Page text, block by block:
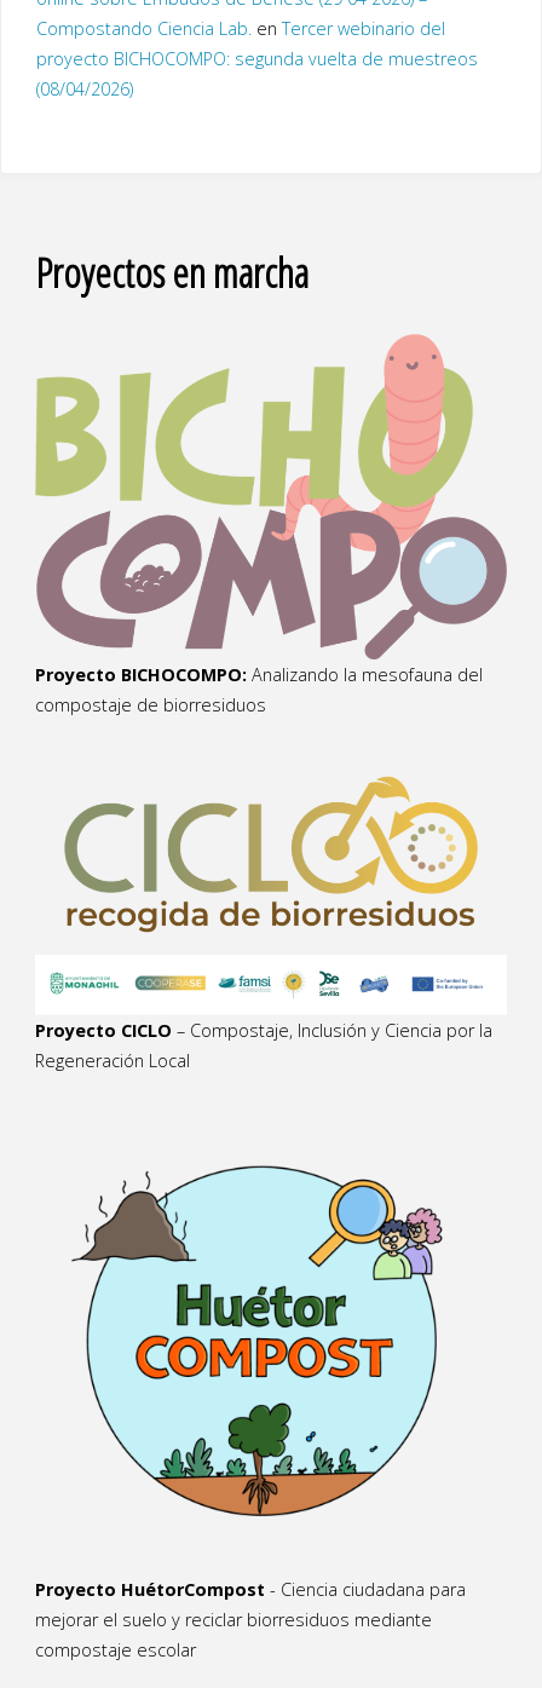
Compostando Ciencia Lab. enTercer webinario del
proyecto BICHOCOMPO: segunda vuelta de muestreos
(08/04/2026)
Proyectos en marcha
Proyecto BICHOCOMPO: Analizando la mesofauna del
compostaje de biorresiduos
Proyecto CICLO – Compostaje, Inclusión y Ciencia por la
Regeneración Local
Proyecto HuétorCompost - Ciencia ciudadana para
mejorar el suelo y reciclar biorresiduos mediante
compostaje escolar